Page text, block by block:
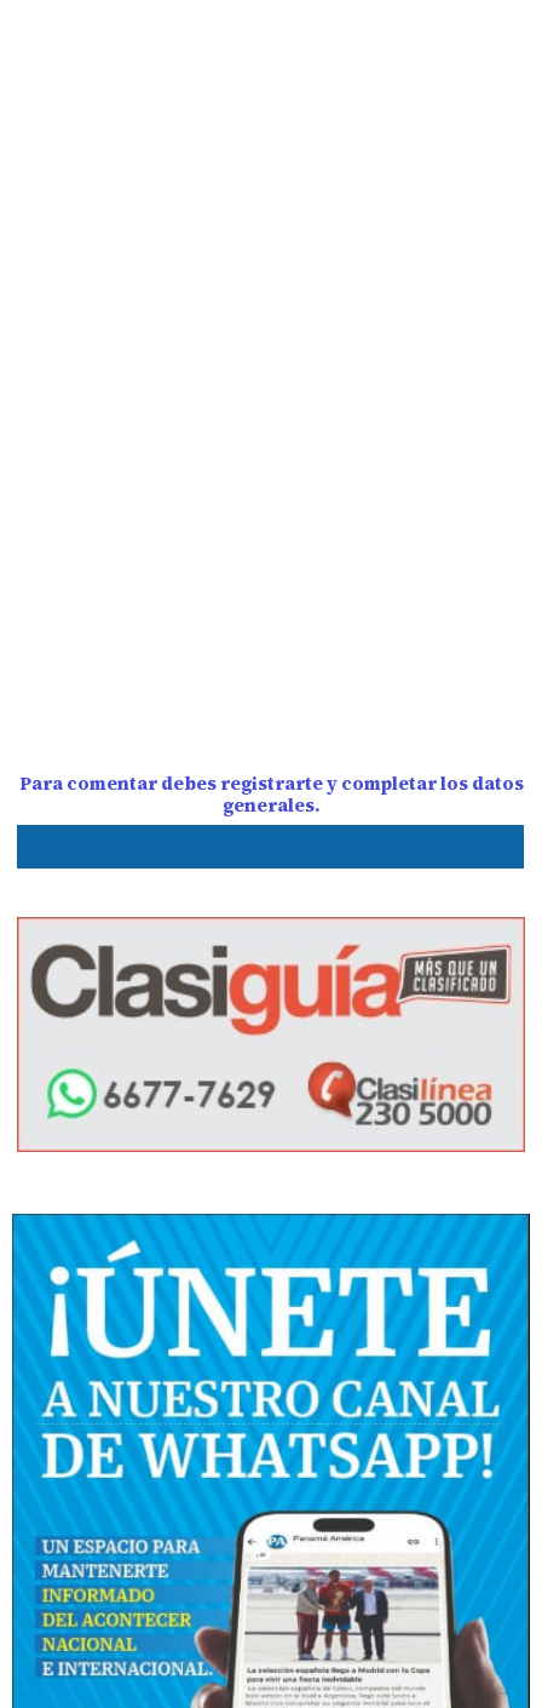
Para comentar debes registrarte y completar los datos
generales.